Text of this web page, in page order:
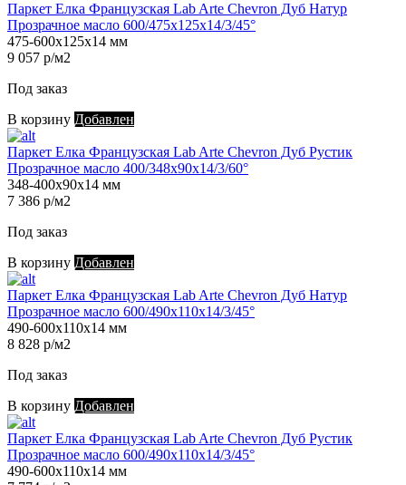
Паркет Елка Французская Lab Arte Chevron Дуб Натур
Прозрачное масло 600/475х125х14/3/45°
475-600х125х14 мм
9 057 р/м2
Под заказ
В корзину Добавлен
Паркет Елка Французская Lab Arte Chevron Дуб Рустик
Прозрачное масло 400/348х90х14/3/60°
348-400х90х14 мм
7 386 р/м2
Под заказ
В корзину Добавлен
Паркет Елка Французская Lab Arte Chevron Дуб Натур
Прозрачное масло 600/490х110х14/3/45°
490-600х110х14 мм
8 828 р/м2
Под заказ
В корзину Добавлен
Паркет Елка Французская Lab Arte Chevron Дуб Рустик
Прозрачное масло 600/490х110х14/3/45°
490-600х110х14 мм